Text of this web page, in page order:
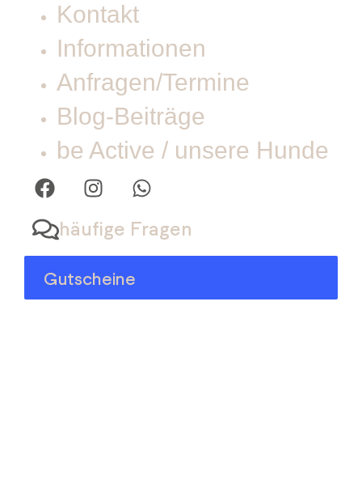
Kontakt
Informationen
Anfragen/Termine
Blog-Beiträge
be Active / unsere Hunde
häufige Fragen
Gutscheine